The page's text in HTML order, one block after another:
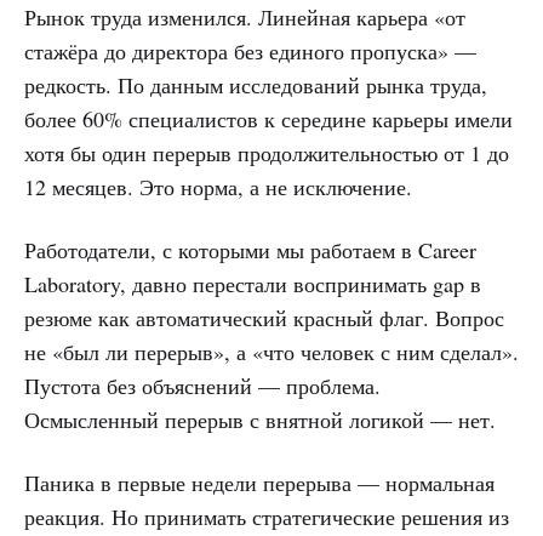
Рынок труда изменился. Линейная карьера «от
стажёра до директора без единого пропуска» —
редкость. По данным исследований рынка труда,
более 60% специалистов к середине карьеры имели
хотя бы один перерыв продолжительностью от 1 до
12 месяцев. Это норма, а не исключение.
Работодатели, с которыми мы работаем в Career
Laboratory, давно перестали воспринимать gap в
резюме как автоматический красный флаг. Вопрос
не «был ли перерыв», а «что человек с ним сделал».
Пустота без объяснений — проблема.
Осмысленный перерыв с внятной логикой — нет.
Паника в первые недели перерыва — нормальная
реакция. Но принимать стратегические решения из